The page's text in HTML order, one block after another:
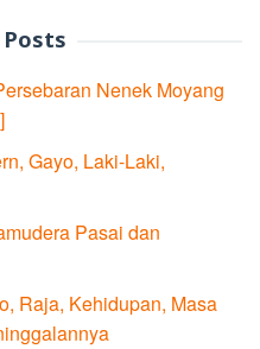
Posts
Nenek Moyang
Gayo, Laki-Laki,
Pasai dan
Raja, Kehidupan, Masa